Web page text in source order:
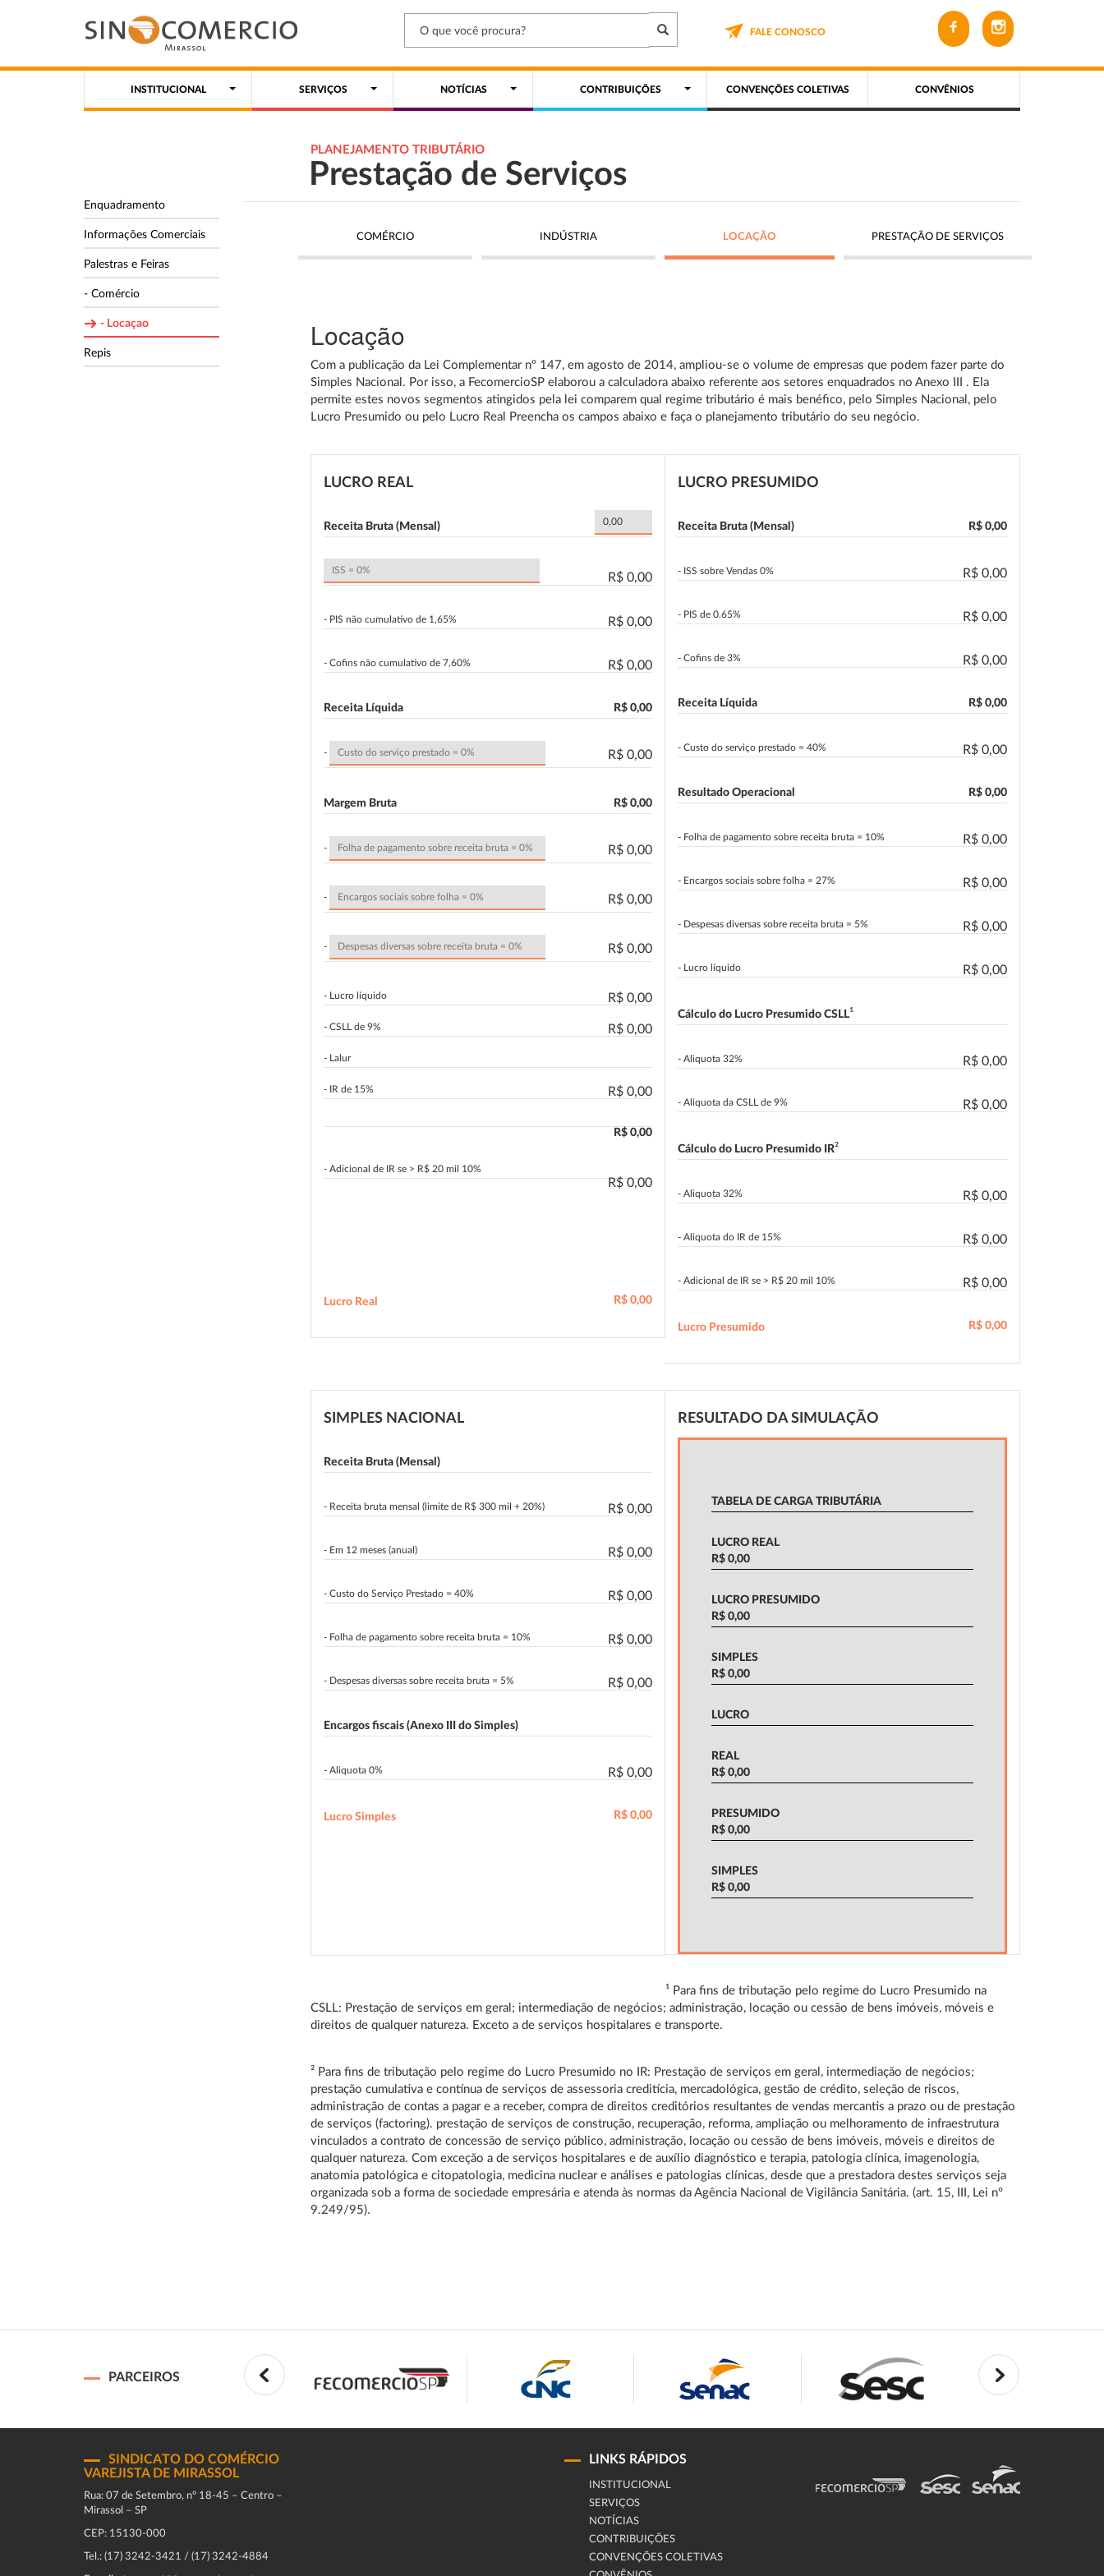
FALE CONOSCO
INSTITUCIONAL SERVIÇOS NOTÍCIAS CONTRIBUIÇÕES CONVENÇÕES COLETIVAS CONVÊNIOS
Enquadramento
Informações Comerciais
Palestras e Feiras
- Comércio
- Locaçao
Repis
PLANEJAMENTO TRIBUTÁRIO
Prestação de Serviços
COMÉRCIO INDÚSTRIA LOCAÇÃO PRESTAÇÃO DE SERVIÇOS
Locação
Com a publicação da Lei Complementar nº 147, em agosto de 2014, ampliou-se o volume de empresas que podem fazer parte do
Simples Nacional. Por isso, a FecomercioSP elaborou a calculadora abaixo referente aos setores enquadrados no Anexo III . Ela
permite estes novos segmentos atingidos pela lei comparem qual regime tributário é mais benéfico, pelo Simples Nacional, pelo
Lucro Presumido ou pelo Lucro Real Preencha os campos abaixo e faça o planejamento tributário do seu negócio.
LUCRO REAL
Receita Bruta (Mensal)
R$ 0,00
- PIS não cumulativo de 1,65% R$ 0,00
- Cofins não cumulativo de 7,60% R$ 0,00
Receita Líquida R$ 0,00
- R$ 0,00
Margem Bruta R$ 0,00
- R$ 0,00
- R$ 0,00
- R$ 0,00
- Lucro líquido R$ 0,00
- CSLL de 9% R$ 0,00
- Lalur
- IR de 15% R$ 0,00
R$ 0,00
- Adicional de IR se > R$ 20 mil 10%
R$ 0,00
Lucro Real R$ 0,00
LUCRO PRESUMIDO
Receita Bruta (Mensal) R$ 0,00
- ISS sobre Vendas 0% R$ 0,00
- PIS de 0.65% R$ 0,00
- Cofins de 3% R$ 0,00
Receita Líquida R$ 0,00
- Custo do serviço prestado = 40% R$ 0,00
Resultado Operacional R$ 0,00
- Folha de pagamento sobre receita bruta = 10% R$ 0,00
- Encargos sociais sobre folha = 27% R$ 0,00
- Despesas diversas sobre receita bruta = 5% R$ 0,00
- Lucro líquido R$ 0,00
Cálculo do Lucro Presumido CSLL¹
- Aliquota 32% R$ 0,00
- Aliquota da CSLL de 9% R$ 0,00
Cálculo do Lucro Presumido IR²
- Aliquota 32% R$ 0,00
- Aliquota do IR de 15% R$ 0,00
- Adicional de IR se > R$ 20 mil 10% R$ 0,00
Lucro Presumido R$ 0,00
SIMPLES NACIONAL
Receita Bruta (Mensal)
- Receita bruta mensal (limite de R$ 300 mil + 20%) R$ 0,00
- Em 12 meses (anual) R$ 0,00
- Custo do Serviço Prestado = 40% R$ 0,00
- Folha de pagamento sobre receita bruta = 10% R$ 0,00
- Despesas diversas sobre receita bruta = 5% R$ 0,00
Encargos fiscais (Anexo III do Simples)
- Aliquota 0% R$ 0,00
Lucro Simples R$ 0,00
RESULTADO DA SIMULAÇÃO
TABELA DE CARGA TRIBUTÁRIA
LUCRO REAL
R$ 0,00
LUCRO PRESUMIDO
R$ 0,00
SIMPLES
R$ 0,00
LUCRO
REAL
R$ 0,00
PRESUMIDO
R$ 0,00
SIMPLES
R$ 0,00
¹ Para fins de tributação pelo regime do Lucro Presumido na
CSLL: Prestação de serviços em geral; intermediação de negócios; administração, locação ou cessão de bens imóveis, móveis e
direitos de qualquer natureza. Exceto a de serviços hospitalares e transporte.
² Para fins de tributação pelo regime do Lucro Presumido no IR: Prestação de serviços em geral, intermediação de negócios;
prestação cumulativa e contínua de serviços de assessoria creditícia, mercadológica, gestão de crédito, seleção de riscos,
administração de contas a pagar e a receber, compra de direitos creditórios resultantes de vendas mercantis a prazo ou de prestação
de serviços (factoring). prestação de serviços de construção, recuperação, reforma, ampliação ou melhoramento de infraestrutura
vinculados a contrato de concessão de serviço público, administração, locação ou cessão de bens imóveis, móveis e direitos de
qualquer natureza. Com exceção a de serviços hospitalares e de auxílio diagnóstico e terapia, patologia clínica, imagenologia,
anatomia patológica e citopatologia, medicina nuclear e análises e patologias clínicas, desde que a prestadora destes serviços seja
organizada sob a forma de sociedade empresária e atenda às normas da Agência Nacional de Vigilância Sanitária. (art. 15, III, Lei nº
9.249/95).
PARCEIROS
SINDICATO DO COMÉRCIO
VAREJISTA DE MIRASSOL
Rua: 07 de Setembro, n° 18-45 – Centro –
Mirassol – SP
CEP: 15130-000
Tel.: (17) 3242-3421 / (17) 3242-4884
LINKS RÁPIDOS
INSTITUCIONAL
SERVIÇOS
NOTÍCIAS
CONTRIBUIÇÕES
CONVENÇÕES COLETIVAS